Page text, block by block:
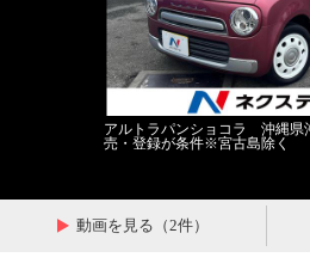
アルトラパンショコラ 沖縄県
売・登録が条件※宮古島除く
動画を見る（2件）